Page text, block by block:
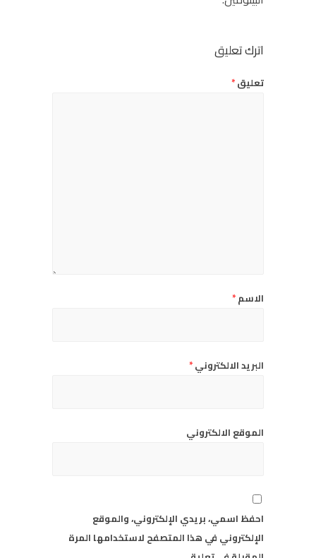
اترك تعليق
تعليق*
الاسم*
البريد الالكتروني*
الموقع الالكتروني
احفظ اسمي، بريدي الإلكتروني، والموقع
الإلكتروني في هذا المتصفح لاستخدامها المرة